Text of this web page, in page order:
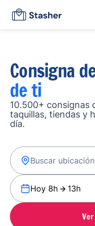
Consigna
de ti
10.500+ consignas
taquillas, tiendas y
día.
Hoy 8h 13h